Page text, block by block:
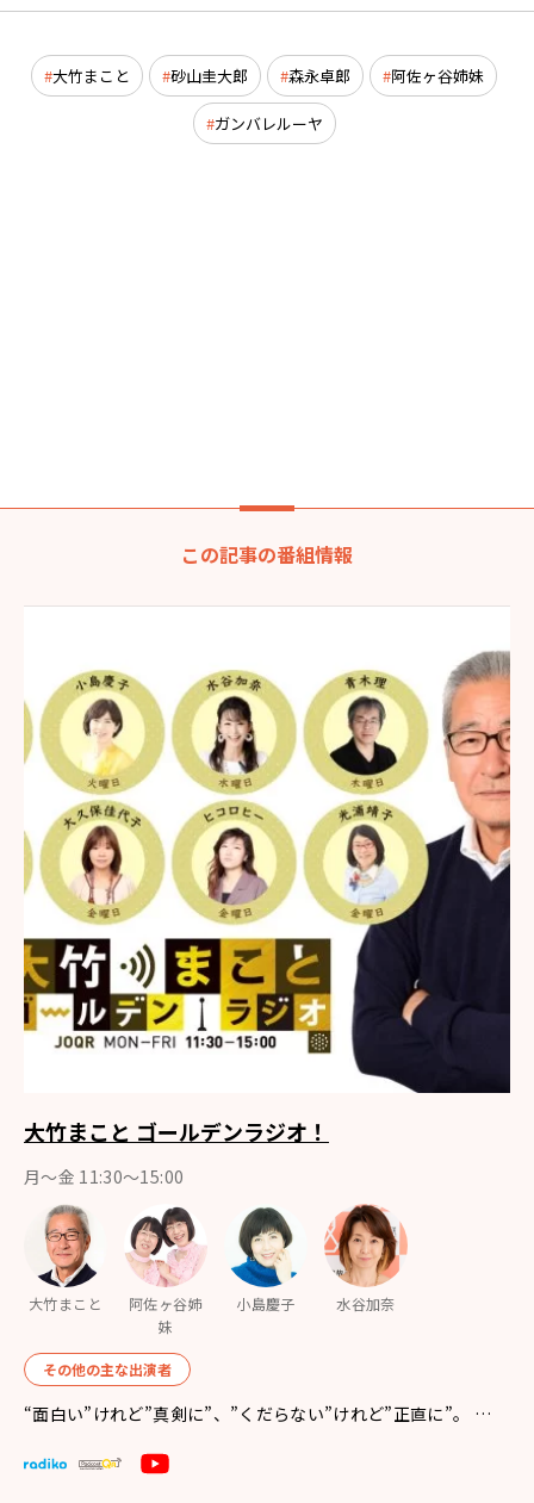
大竹まこと 砂山圭大郎 森永卓郎 阿佐ヶ谷姉妹
ガンバレルーヤ
この記事の番組情報
大竹まこと ゴールデンラジオ！
月〜金 11:30～15:00
大竹まこと
阿佐ヶ谷姉
妹
小島慶子 水谷加奈
その他の主な出演者
“面白い”けれど”真剣に”、”くだらない”けれど”正直に”。 …